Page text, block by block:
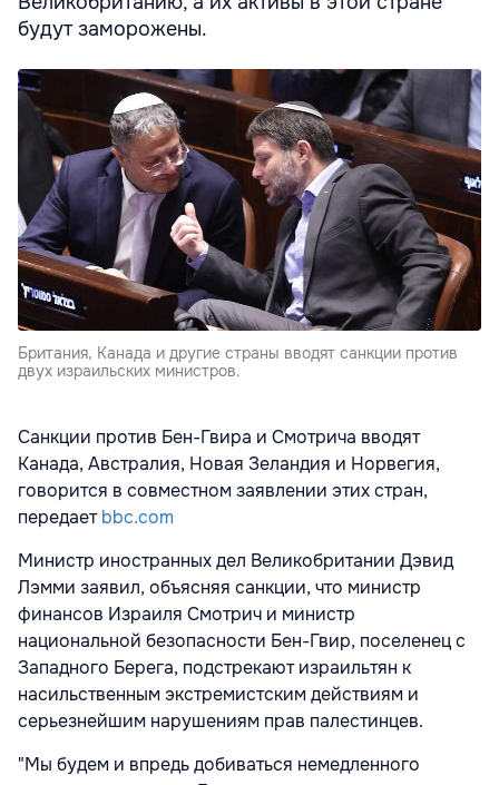
будут заморожены.
Британия, Канада и другие страны вводят санкции против
двух израильских министров.
Санкции против Бен-Гвира и Смотрича вводят
Канада, Австралия, Новая Зеландия и Норвегия,
говорится в совместном заявлении этих стран,
передаетbbc.com
Министр иностранных дел Великобритании Дэвид
Лэмми заявил, объясняя санкции, что министр
финансов Израиля Смотрич и министр
национальной безопасности Бен-Гвир, поселенец с
Западного Берега, подстрекают израильтян к
насильственным экстремистским действиям и
серьезнейшим нарушениям прав палестинцев.
"Мы будем и впредь добиваться немедленного